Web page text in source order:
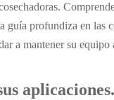
guía profundiza en las
a mantener su
aplicaciones.